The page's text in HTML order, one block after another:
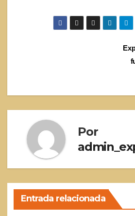
entradas
Por
Entrada relacionada